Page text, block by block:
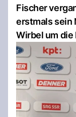
Fischer
erstmals sein
Wirbel um